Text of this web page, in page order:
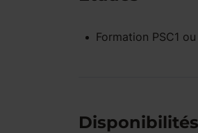
Formation PSC1 ou
Disponibilités